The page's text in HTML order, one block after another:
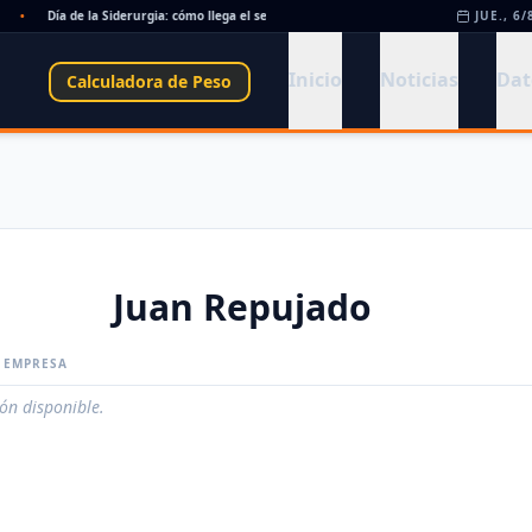
Día de la Siderurgia: cómo llega el sector al aniversario 78 del legado de Savio •
JUE., 6/
Calculadora de Peso Inicio Noticias
Juan Repujado
disponible.